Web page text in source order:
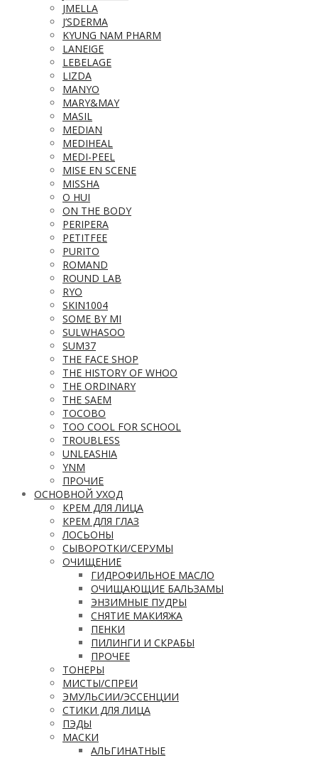
JMELLA
J’SDERMA
KYUNG NAM PHARM
LANEIGE
LEBELAGE
LIZDA
MANYO
MARY&MAY
MASIL
MEDIAN
MEDIHEAL
MEDI-PEEL
MISE EN SCENE
MISSHA
O HUI
ON THE BODY
PERIPERA
PETITFEE
PURITO
ROMAND
ROUND LAB
RYO
SKIN1004
SOME BY MI
SULWHASOO
SUM37
THE FACE SHOP
THE HISTORY OF WHOO
THE ORDINARY
THE SAEM
TOCOBO
TOO COOL FOR SCHOOL
TROUBLESS
UNLEASHIA
YNM
ПРОЧИЕ
ОСНОВНОЙ УХОД
КРЕМ ДЛЯ ЛИЦА
КРЕМ ДЛЯ ГЛАЗ
ЛОСЬОНЫ
СЫВОРОТКИ/СЕРУМЫ
ОЧИЩЕНИЕ
ГИДРОФИЛЬНОЕ МАСЛО
ОЧИЩАЮЩИЕ БАЛЬЗАМЫ
ЭНЗИМНЫЕ ПУДРЫ
СНЯТИЕ МАКИЯЖА
ПЕНКИ
ПИЛИНГИ И СКРАБЫ
ПРОЧЕЕ
ТОНЕРЫ
МИСТЫ/СПРЕИ
ЭМУЛЬСИИ/ЭССЕНЦИИ
СТИКИ ДЛЯ ЛИЦА
ПЭДЫ
МАСКИ
АЛЬГИНАТНЫЕ